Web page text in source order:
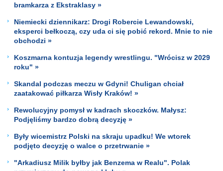
bramkarza z Ekstraklasy »
Niemiecki dziennikarz: Drogi Robercie Lewandowski,
eksperci bełkoczą, czy uda ci się pobić rekord. Mnie to nie
obchodzi »
Koszmarna kontuzja legendy wrestlingu. "Wrócisz w 2029
roku" »
Skandal podczas meczu w Gdyni! Chuligan chciał
zaatakować piłkarza Wisły Kraków! »
Rewolucyjny pomysł w kadrach skoczków. Małysz:
Podjęliśmy bardzo dobrą decyzję »
Były wicemistrz Polski na skraju upadku! We wtorek
podjęto decyzję o walce o przetrwanie »
"Arkadiusz Milik byłby jak Benzema w Realu". Polak